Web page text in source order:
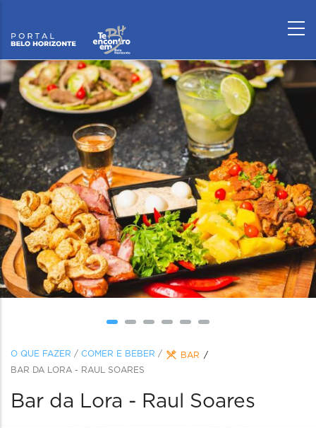
O QUE FAZER / COMER E BEBER /
BAR
BAR DA LORA - RAUL SOARES
Bar da Lora - Raul Soares